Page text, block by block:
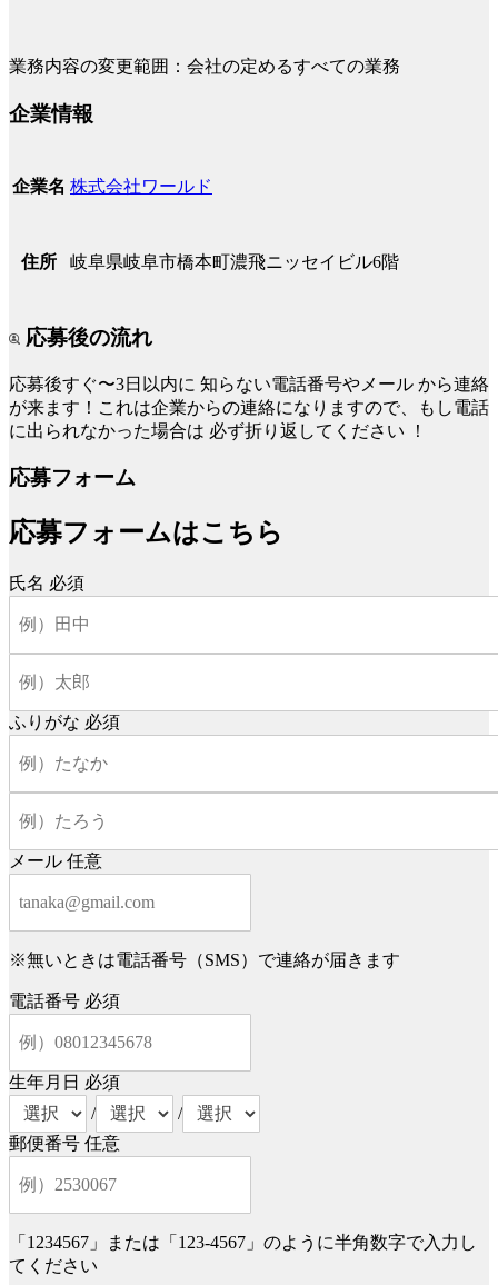
業務内容の変更範囲：会社の定めるすべての業務
企業情報
企業名 株式会社ワールド
住所 岐阜県岐阜市橋本町濃飛ニッセイビル6階
応募後の流れ
応募後すぐ〜3日以内に 知らない電話番号やメール から連絡
が来ます！これは企業からの連絡になりますので、もし電話
に出られなかった場合は 必ず折り返してください ！
応募フォーム
応募フォームはこちら
氏名 必須
ふりがな 必須
メール 任意
※無いときは電話番号（SMS）で連絡が届きます
電話番号 必須
生年月日 必須
/
/
郵便番号 任意
「1234567」または「123-4567」のように半角数字で入力し
てください